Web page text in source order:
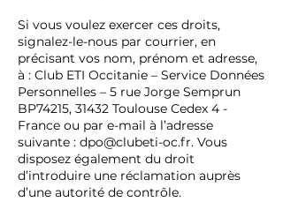
Si vous voulez exercer ces droits,
signalez-le-nous par courrier, en
précisant vos nom, prénom et adresse,
à : Club ETI Occitanie – Service Données
Personnelles – 5 rue Jorge Semprun
BP74215, 31432 Toulouse Cedex 4 -
France ou par e-mail à l’adresse
suivante : dpo@clubeti-oc.fr. Vous
disposez également du droit
d’introduire une réclamation auprès
d’une autorité de contrôle.